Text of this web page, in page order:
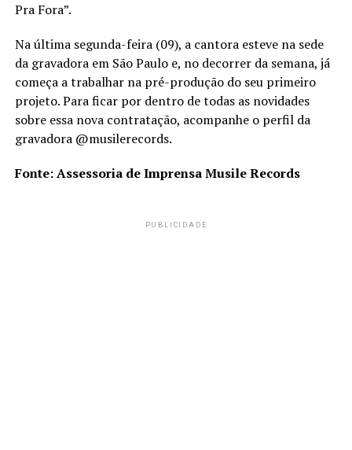
Pra Fora”.
Na última segunda-feira (09), a cantora esteve na sede
da gravadora em São Paulo e, no decorrer da semana, já
começa a trabalhar na pré-produção do seu primeiro
projeto. Para ficar por dentro de todas as novidades
sobre essa nova contratação, acompanhe o perfil da
gravadora @musilerecords.
Fonte: Assessoria de Imprensa Musile Records
PUBLICIDADE